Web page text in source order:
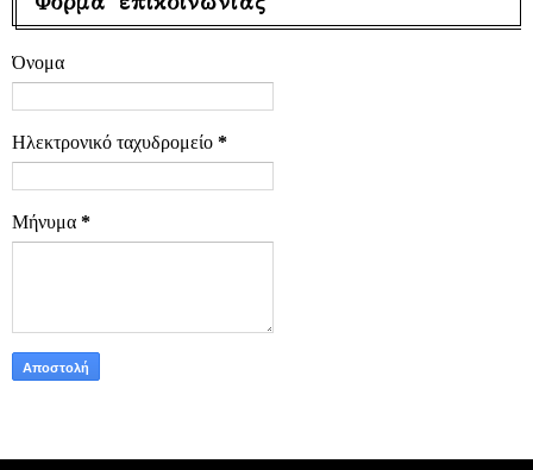
Όνομα
Ηλεκτρονικό ταχυδρομείο *
Μήνυμα *